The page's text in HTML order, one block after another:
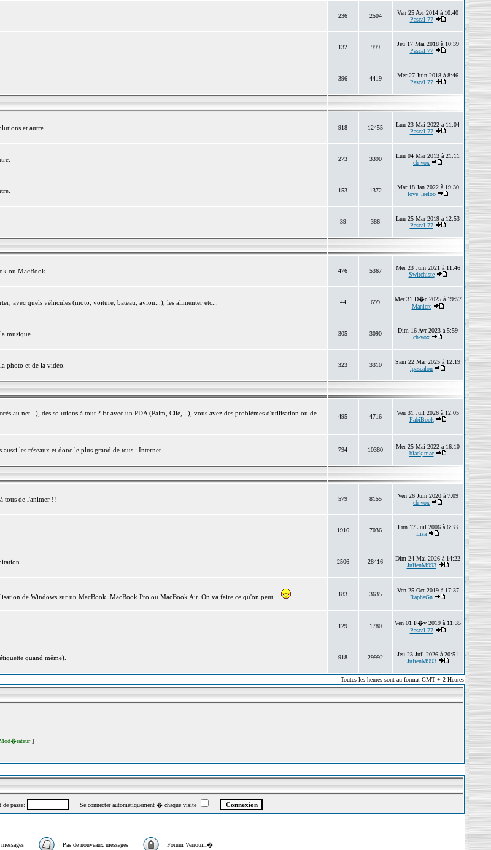
236 2504
Ven 25 Avr 2014 à 10:40
Pascal 77
132 999
Jeu 17 Mai 2018 à 10:39
Pascal 77
396 4419
Mer 27 Juin 2018 à 8:46
Pascal 77
et autre. 918 12455
Lun 23 Mai 2022 à 11:04
Pascal 77
273 3390
Lun 04 Mar 2013 à 21:11
ch-vox
153 1372
Mar 18 Jan 2022 à 19:30
love_leeloo
39 386
Lun 25 Mar 2019 à 12:53
Pascal 77
ou MacBook... 476 5367
Mer 23 Juin 2021 à 11:46
Switchiste
avec quels véhicules (moto, voiture, bateau, avion...), les alimenter etc... 44 699
Mer 31 D�c 2025 à 19:57
Maniere
musique. 305 3090
Dim 16 Avr 2023 à 5:59
ch-vox
photo et de la vidéo. 323 3310
Sam 22 Mar 2025 à 12:19
lpascalon
au net...), des solutions à tout ? Et avec un PDA (Palm, Clié,...), vous avez des problèmes d'utilisation ou de
495 4716
Ven 31 Juil 2026 à 12:05
FabiBook
les réseaux et donc le plus grand de tous : Internet... 794 10380
Mer 25 Mai 2022 à 16:10
blackjmac
tous de l'animer !! 579 8155
Ven 26 Juin 2020 à 7:09
ch-vox
1916 7036
Lun 17 Juil 2006 à 6:33
Lisa
2506 28416
Dim 24 Mai 2026 à 14:22
JulienM993
de Windows sur un MacBook, MacBook Pro ou MacBook Air. On va faire ce qu'on peut... 183 3635
Ven 25 Oct 2019 à 17:37
RaphaGn
129 1780
Ven 01 F�v 2019 à 11:35
Pascal 77
quand même). 918 29992
Jeu 23 Juil 2026 à 20:51
JulienM993
Toutes les heures sont au format GMT + 2 Heures
]
passe: Se connecter automatiquement � chaque visite
Pas de nouveaux messages Forum Verrouill�